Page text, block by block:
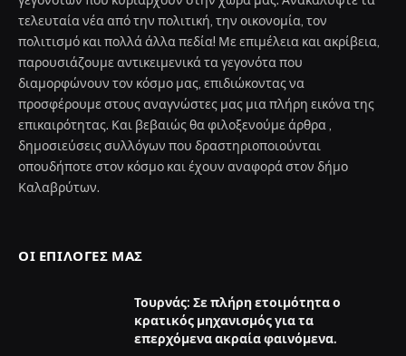
τελευταία νέα από την πολιτική, την οικονομία, τον
πολιτισμό και πολλά άλλα πεδία! Με επιμέλεια και ακρίβεια,
παρουσιάζουμε αντικειμενικά τα γεγονότα που
διαμορφώνουν τον κόσμο μας, επιδιώκοντας να
προσφέρουμε στους αναγνώστες μας μια πλήρη εικόνα της
επικαιρότητας. Και βεβαιώς θα φιλοξενούμε άρθρα ,
δημοσιεύσεις συλλόγων που δραστηριοποιούνται
οπουδήποτε στον κόσμο και έχουν αναφορά στον δήμο
Καλαβρύτων.
ΟΙ ΕΠΙΛΟΓΈΣ ΜΑΣ
Τουρνάς: Σε πλήρη ετοιμότητα ο
κρατικός μηχανισμός για τα
επερχόμενα ακραία φαινόμενα.